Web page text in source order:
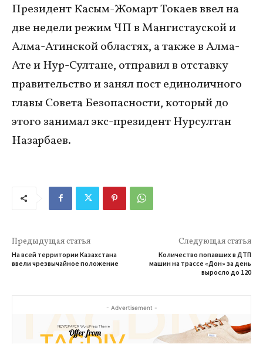
Президент Касым-Жомарт Токаев ввел на
две недели режим ЧП в Мангистауской и
Алма-Атинской областях, а также в Алма-
Ате и Нур-Султане, отправил в отставку
правительство и занял пост единоличного
главы Совета Безопасности, который до
этого занимал экс-президент Нурсултан
Назарбаев.
Предыдущая статья
На всей территории Казахстана
ввели чрезвычайное положение
Следующая статья
Количество попавших в ДТП
машин на трассе «Дон» за день
выросло до 120
- Advertisement -